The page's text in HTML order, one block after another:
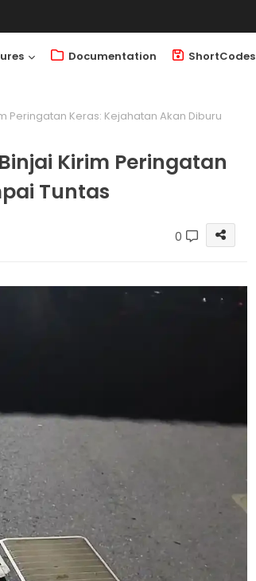
Documentation ShortCodes
Peringatan Keras: Kejahatan Akan Diburu
Kirim Peringatan
Tuntas
0